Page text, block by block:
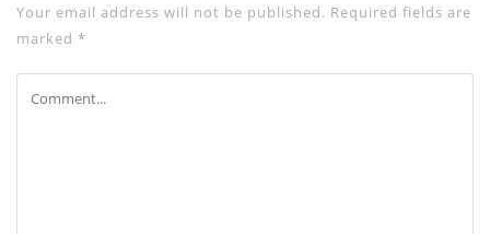
Your email address will not be published. Required fields are
marked *